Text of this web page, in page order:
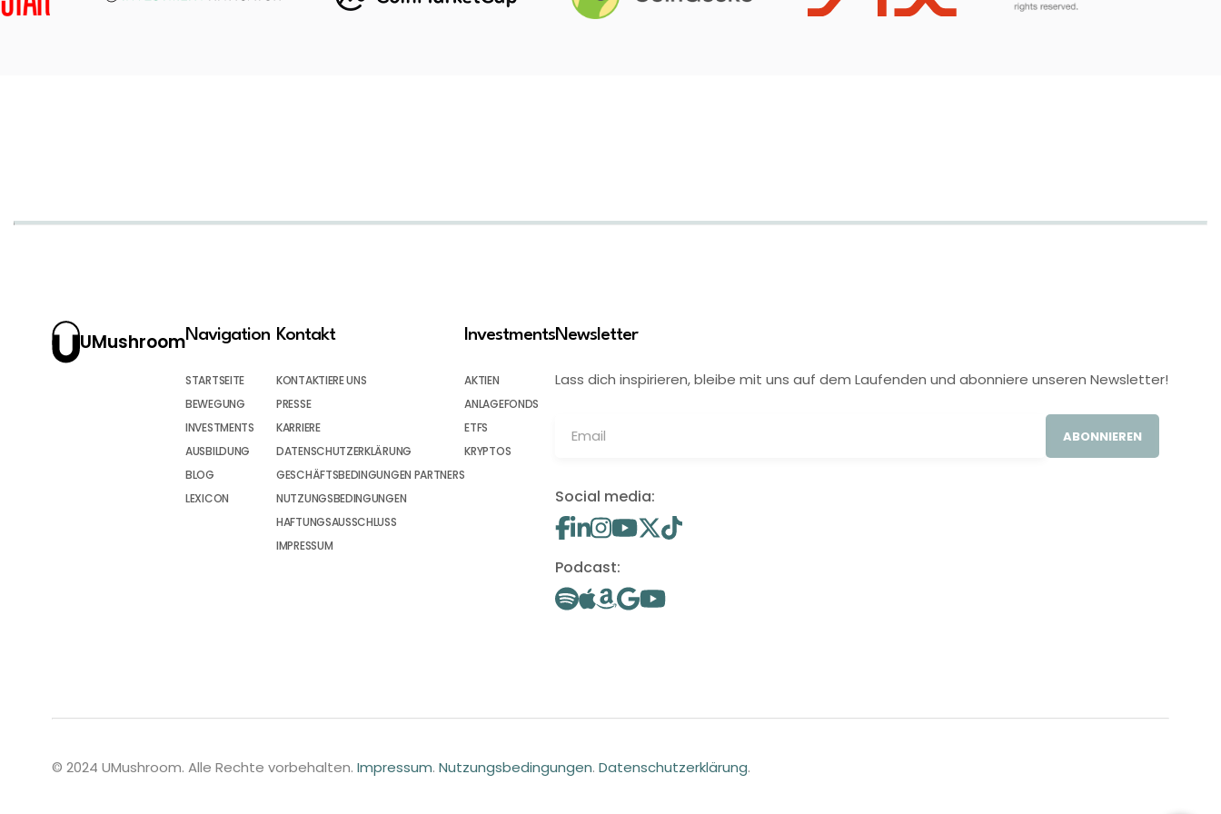
UMushroomNavigation
STARTSEITE
BEWEGUNG
INVESTMENTS
AUSBILDUNG
BLOG
LEXICON
Kontakt
KONTAKTIERE UNS
PRESSE
KARRIERE
DATENSCHUTZERKLÄRUNG
GESCHÄFTSBEDINGUNGEN PARTNERS
NUTZUNGSBEDINGUNGEN
HAFTUNGSAUSSCHLUSS
IMPRESSUM
Investments
AKTIEN
ANLAGEFONDS
ETFS
KRYPTOS
Newsletter
Lass dich inspirieren, bleibe mit uns auf dem Laufenden und abonniere unseren Newsletter!
ABONNIEREN
Social media:
Podcast:
© 2024 UMushroom. Alle Rechte vorbehalten. Impressum. Nutzungsbedingungen. Datenschutzerklärung.